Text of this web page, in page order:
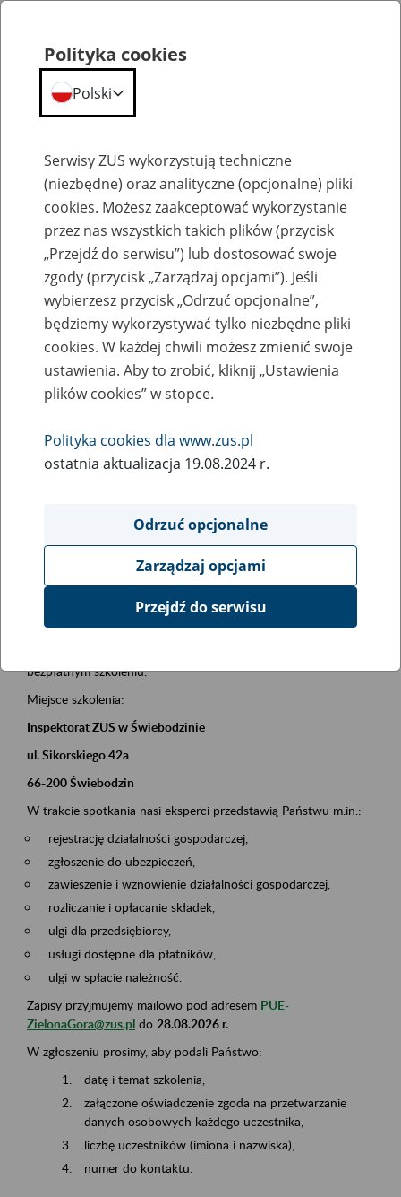
Szkolenia
Pakiet nowego przedsiębiorcy -
rozpoczynającego prowadzenie
działalności
Rodzaj wydarzenia
bezpłatnym szkoleniu.
Miejsce szkolenia:
Inspektorat ZUS w Świebodzinie
ul. Sikorskiego 42a
66-200 Świebodzin
W trakcie spotkania nasi eksperci przedstawią Państwu m.in.:
rejestrację działalności gospodarczej,
zgłoszenie do ubezpieczeń,
zawieszenie i wznowienie działalności gospodarczej,
rozliczanie i opłacanie składek,
ulgi dla przedsiębiorcy,
usługi dostępne dla płatników,
ulgi w spłacie należność.
Zapisy przyjmujemy mailowo pod adresem PUE-
ZielonaGora@zus.pl do 28.08.2026 r.
W zgłoszeniu prosimy, aby podali Państwo:
datę i temat szkolenia,
załączone oświadczenie zgoda na przetwarzanie
danych osobowych każdego uczestnika,
liczbę uczestników (imiona i nazwiska),
numer do kontaktu.
Polityka cookies
Polski
Serwisy ZUS wykorzystują techniczne
(niezbędne) oraz analityczne (opcjonalne) pliki
cookies. Możesz zaakceptować wykorzystanie
przez nas wszystkich takich plików (przycisk
„Przejdź do serwisu”) lub dostosować swoje
zgody (przycisk „Zarządzaj opcjami”). Jeśli
wybierzesz przycisk „Odrzuć opcjonalne”,
będziemy wykorzystywać tylko niezbędne pliki
cookies. W każdej chwili możesz zmienić swoje
ustawienia. Aby to zrobić, kliknij „Ustawienia
plików cookies” w stopce.
Polityka cookies dla www.zus.pl
ostatnia aktualizacja 19.08.2024 r.
Odrzuć opcjonalne
Zarządzaj opcjami
Przejdź do serwisu